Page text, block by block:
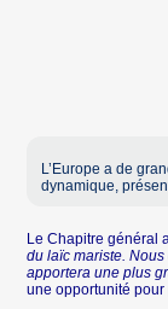
L’Europe a de
dynamique,
Le Chapitre général
du laïc mariste.
apportera une plus
une opportunité pour